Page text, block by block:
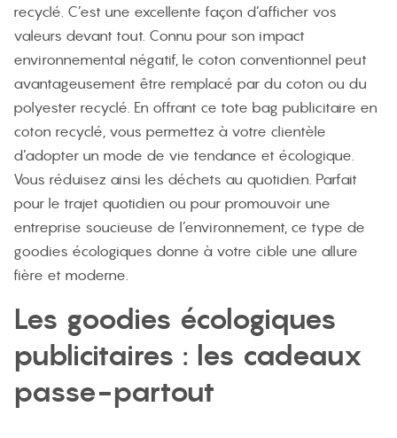
recyclé. C’est une excellente façon d’afficher vos
valeurs devant tout. Connu pour son impact
environnemental négatif, le coton conventionnel peut
avantageusement être remplacé par du coton ou du
polyester recyclé. En offrant ce tote bag publicitaire en
coton recyclé, vous permettez à votre clientèle
d’adopter un mode de vie tendance et écologique.
Vous réduisez ainsi les déchets au quotidien. Parfait
pour le trajet quotidien ou pour promouvoir une
entreprise soucieuse de l’environnement, ce type de
goodies écologiques donne à votre cible une allure
fière et moderne.
Les goodies écologiques
publicitaires : les cadeaux
passe-partout